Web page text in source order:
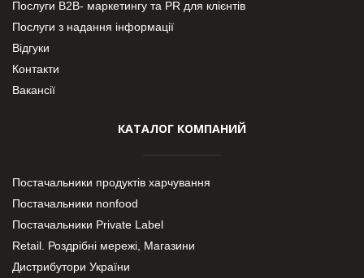
Послуги В2В- маркетингу та PR для клієнтів
Послуги з надання інформації
Відгуки
Контакти
Вакансії
КАТАЛОГ КОМПАНИЙ
Постачальники продуктів харчування
Постачальники nonfood
Постачальники Private Label
Retail. Роздрібні мережі, Магазини
Дистрибутори України